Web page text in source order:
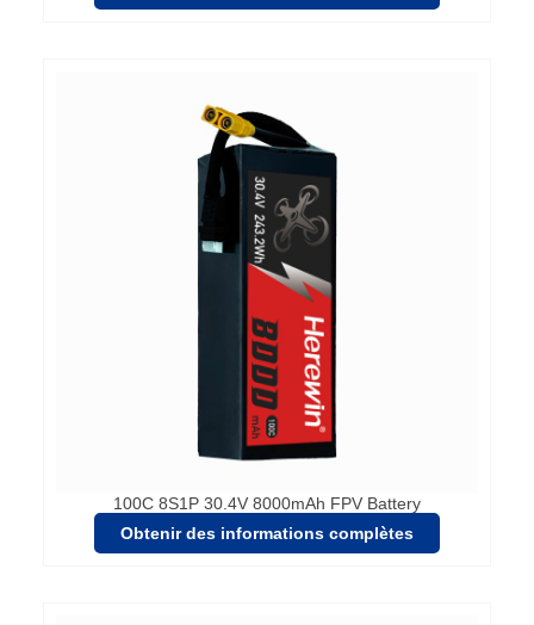
100C 8S1P 30.4V 8000mAh FPV Battery
Obtenir des informations complètes